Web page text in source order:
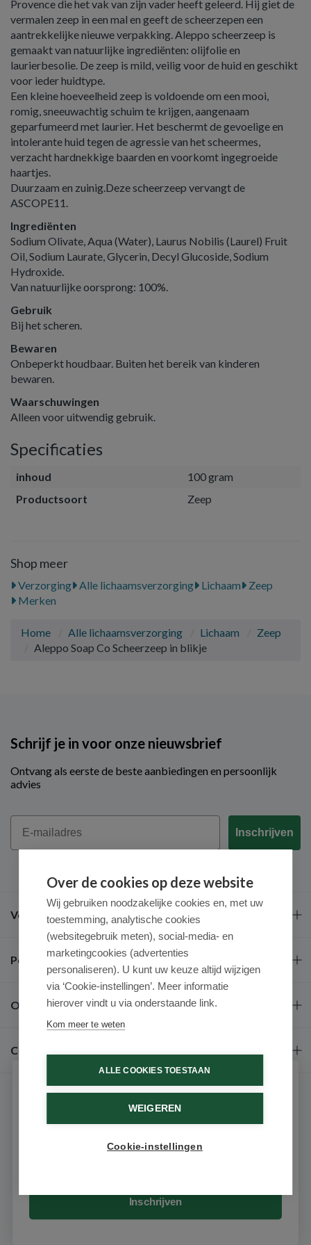
Provence die het vak van zijn vader heeft geleerd. Hij giet de
vermalen zeep in een mal en geeft de scheerzepen een
aantrekkelijke nieuwe verpakking. Aleppo scheerzeep is
gemaakt van natuurlijke ingrediënten: olijfolie en
laurierbesolie. De zeep is mild, veilig voor de huid en geschikt
voor ieder huidtype.
Een kleine hoeveelheid zeep is voldoende om een mooi,
romig, sneeuwachtig schuim te krijgen, aangenaam
geparfumeerd met laurier. Het beschermt de gevoelige en
intolerante huid tegen de agressie van het scheermes,
verzacht hardnekkige baarden en voorkomt ingegroeide
haartjes.
Duurzaam en zuinig.Deze scheerzeep vervangt de
ASCOPE11.
Ingrediënten
Sodium Olivate, Aqua (Water), Laurus Nobilis (Laurel) Fruit
Oil, Sodium Laurate, Glycerin, Decyl Glucoside, Sodium
Hydroxide.
Van natuurlijke oorsprong: 100%.
Gebruik
Bij het scheren.
Bewaren
Onbeperkt houdbaar. Buiten het bereik van kinderen
bewaren.
Waarschuwingen
Alleen voor uitwendig gebruik.
Specificaties
inhoud
100 gram
Productsoort
Zeep
Shop meer
Verzorging Alle lichaamsverzorging Lichaam
Zeep
Merken
Home Alle lichaamsverzorging Lichaam
Zeep
Aleppo Soap Co Scheerzeep in blikje
Schrijf je in voor onze nieuwsbrief
Ontvang als eerste de beste aanbiedingen en persoonlijk
advies
Email
Inschrijven
Veel gestelde vragen
Populaire merken
Over ons
Contact
9.6 / 10 (531 beoordelingen)
Over de cookies op deze website
Wij gebruiken noodzakelijke cookies en, met uw
toestemming, analytische cookies
(websitegebruik meten), social-media- en
marketingcookies (advertenties
personaliseren). U kunt uw keuze altijd wijzigen
via ‘Cookie-instellingen’. Meer informatie
hierover vindt u via onderstaande link.
Kom meer te weten
ALLE COOKIES TOESTAAN
WEIGEREN
Cookie-instellingen
Schrijf je in voor onze nieuwsbrief
Ontvang als eerste de beste aanbiedingen en persoonlijk
advies
Inschrijven